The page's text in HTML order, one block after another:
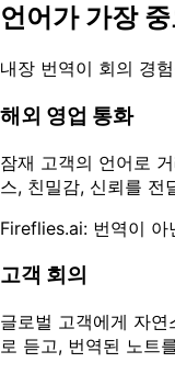
언어가 가장
내장 번역이 회의 경
해외 영업 통화
잠재 고객의 언어로
스, 친밀감, 신뢰를 전
Fireflies.ai: 번역이 아
고객 회의
글로벌 고객에게 자
로 듣고, 번역된 노트